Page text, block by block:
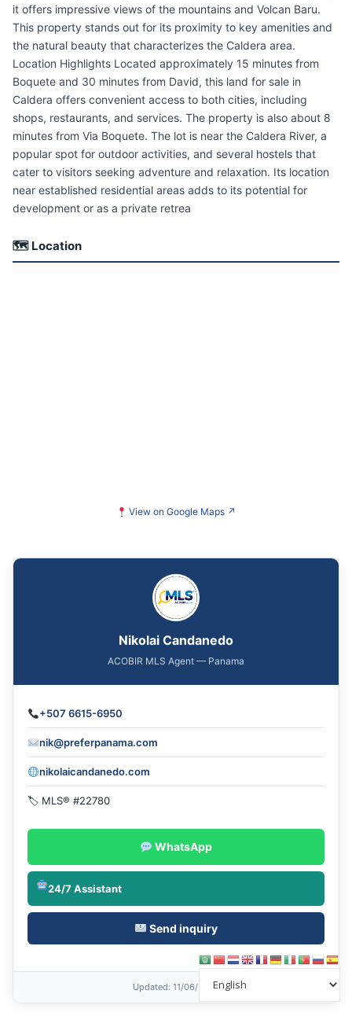
it offers impressive views of the mountains and Volcan Baru.
This property stands out for its proximity to key amenities and
the natural beauty that characterizes the Caldera area.
Location Highlights Located approximately 15 minutes from
Boquete and 30 minutes from David, this land for sale in
Caldera offers convenient access to both cities, including
shops, restaurants, and services. The property is also about 8
minutes from Via Boquete. The lot is near the Caldera River, a
popular spot for outdoor activities, and several hostels that
cater to visitors seeking adventure and relaxation. Its location
near established residential areas adds to its potential for
development or as a private retrea
🗺 Location
View on Google Maps ↗
Nikolai Candanedo
ACOBIR MLS Agent — Panama
+507 6615-6950
nik@preferpanama.com
nikolaicandanedo.com
🏷 MLS® #22780
WhatsApp
24/7 Assistant
Send inquiry
Updated: 11/06/2026